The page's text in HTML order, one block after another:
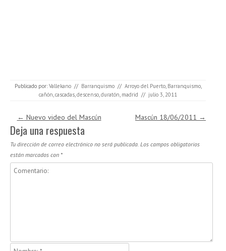
Publicado por: Vallekano // Barranquismo // Arroyo del Puerto, Barranquismo,
cañón,cascadas,descenso,duratón, madrid // julio 3, 2011
Navegación de entradas
← Nuevo video del Mascún Mascún 18/06/2011 →
Deja una respuesta
Tu dirección de correo electrónico no será publicada. Los campos obligatorios
están marcados con *